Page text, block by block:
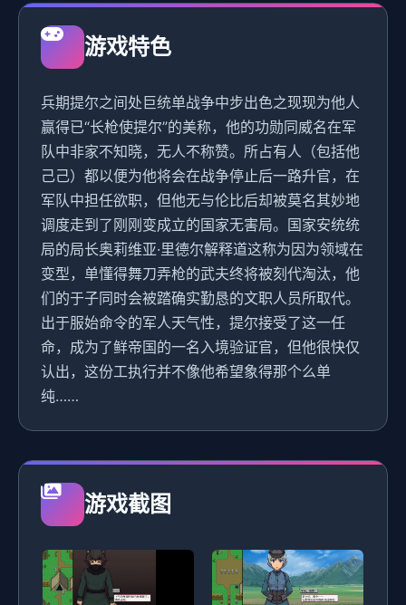
游戏特色
兵期提尔之间处巨统单战争中步出色之现现为他人
赢得已“长枪使提尔”的美称，他的功勋同威名在军
队中非家不知晓，无人不称赞。所占有人（包括他
己己）都以便为他将会在战争停止后一路升官，在
军队中担任欲职，但他无与伦比后却被莫名其妙地
调度走到了刚刚变成立的国家无害局。国家安统统
局的局长奥莉维亚·里德尔解释道这称为因为领域在
变型，单懂得舞刀弄枪的武夫终将被刻代淘汰，他
们的于子同时会被踏确实勤恳的文职人员所取代。
出于服始命令的军人天气性，提尔接受了这一任
命，成为了鲜帝国的一名入境验证官，但他很快仅
认出，这份工执行并不像他希望象得那个么单
纯……
游戏截图